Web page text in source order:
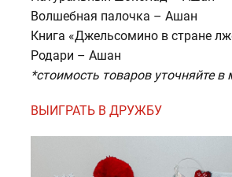
Волшебная палочка – Ашан
Книга «Джельсомино в стране
Родари – Ашан
*стоимость товаров уточняйте в
ВЫИГРАТЬ В ДРУЖБУ